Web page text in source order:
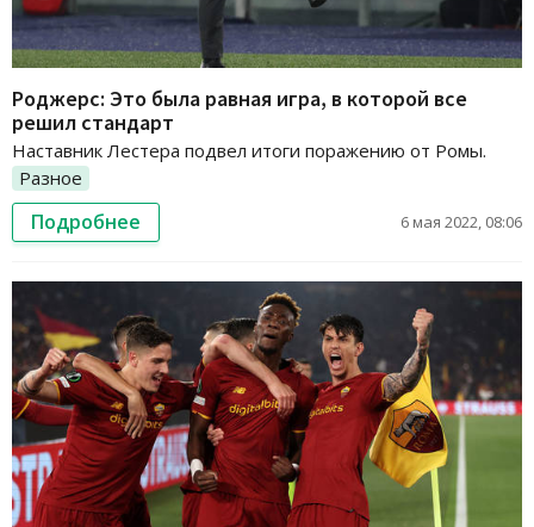
Роджерс: Это была равная игра, в которой все
решил стандарт
Наставник Лестера подвел итоги поражению от Ромы.
Разное
Подробнее 6 мая 2022, 08:06